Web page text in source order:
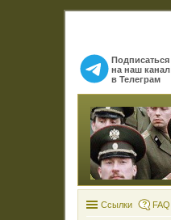
Подписаться
на наш канал
в Телеграм
Ссылки FAQ